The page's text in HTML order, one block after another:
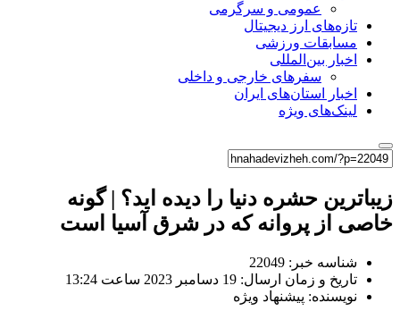
عمومی و سرگرمی
تازه‌های ارز دیجیتال
مسابقات ورزشی
اخبار بین‌المللی
سفرهای خارجی و داخلی
اخبار استان‌های ایران
لینک‌های ویژه
زیباترین حشره دنیا را دیده اید؟ | گونه
خاصی از پروانه که در شرق آسیا است
شناسه خبر: 22049
تاریخ و زمان ارسال: 19 دسامبر 2023 ساعت 13:24
نویسنده: پیشنهاد ویژه